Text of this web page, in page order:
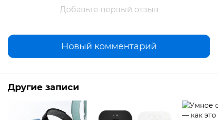
Добавьте первый отзыв
Новый комментарий
Другие записи